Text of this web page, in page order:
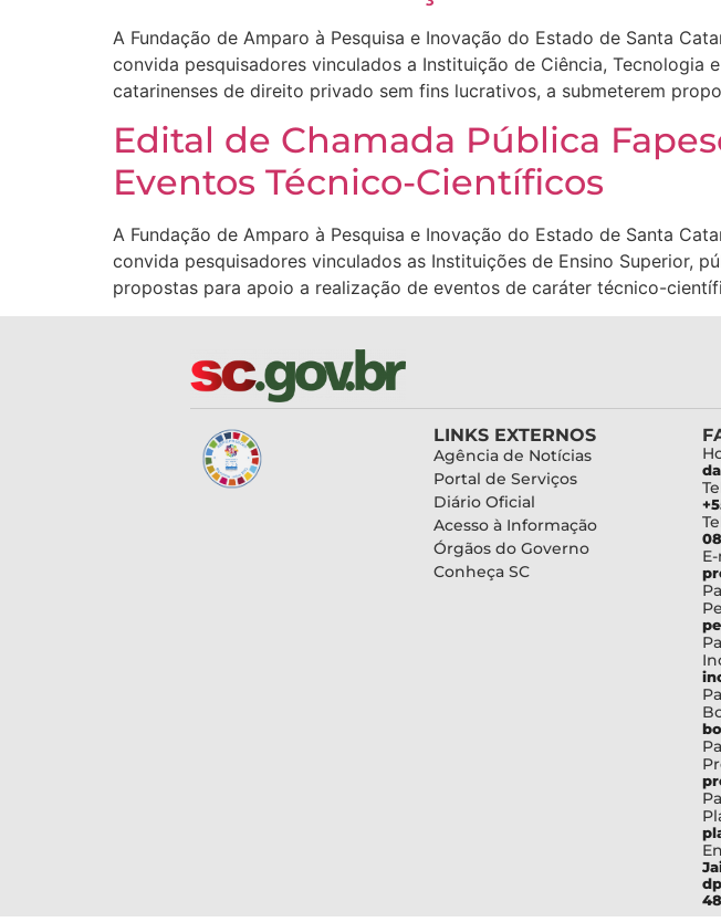
A Fundação de Amparo à Pesquisa e Inovação do Estado de Santa
convida pesquisadores vinculados a Instituição de Ciência, Tecnologia
catarinenses de direito privado sem fins lucrativos, a submeterem
Edital de Chamada Pública
Eventos Técnico-Científicos
A Fundação de Amparo à Pesquisa e Inovação do Estado de Santa
convida pesquisadores vinculados as Instituições de Ensino Superior,
propostas para apoio a realização de eventos de caráter técnico-
LINKS EXTERNOS
Agência de Notícias
Portal de Serviços
Diário Oficial
Acesso à Informação
Órgãos do Governo
Conheça SC